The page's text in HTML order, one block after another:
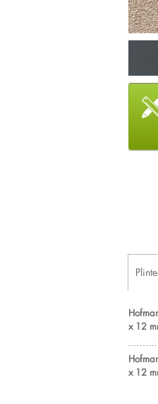
x 12
x 12